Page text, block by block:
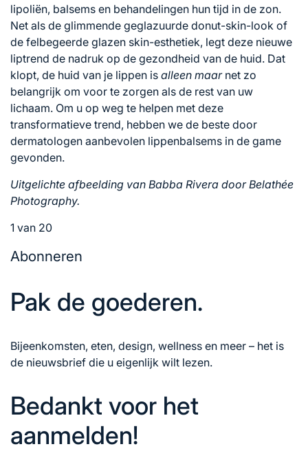
lipoliën, balsems en behandelingen hun tijd in de zon.
Net als de glimmende geglazuurde donut-skin-look of
de felbegeerde glazen skin-esthetiek, legt deze nieuwe
liptrend de nadruk op de gezondheid van de huid. Dat
klopt, de huid van je lippen is alleen maarnet zo
belangrijk om voor te zorgen als de rest van uw
lichaam. Om u op weg te helpen met deze
transformatieve trend, hebben we de beste door
dermatologen aanbevolen lippenbalsems in de game
gevonden.
Uitgelichte afbeelding van Babba Rivera door Belathée
Photography.
1 van 20
Abonneren
Pak de goederen.
Bijeenkomsten, eten, design, wellness en meer – het is
de nieuwsbrief die u eigenlijk wilt lezen.
Bedankt voor het
aanmelden!